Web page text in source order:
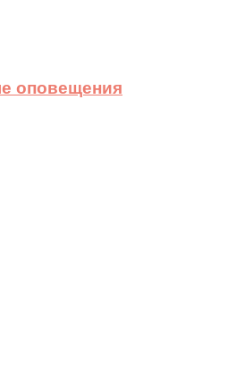
оповещения